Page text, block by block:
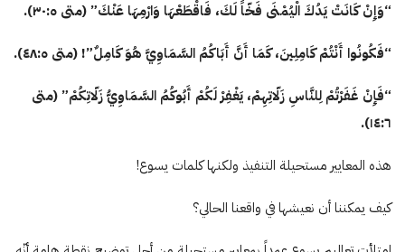
“وَإِنْ كَانَتْ يَدُكَ الْيُمْنَى فَخّاً لَكَ، فَاقْطَعْهَا وَارْمِهَا عَنْكَ” (متى ە:٣٠).
“فَكُونُوا أَنْتُمْ كَامِلِينَ، كَمَا أَنَّ أَبَاكُمُ السَّمَاوِيَّ هُوَ كَامِلٌ”! (متى ە:٤٨).
“فَإِنْ غَفَرْتُمْ لِلنَّاسِ زَلّاتِهِمْ، يَغْفِرْ لَكُمْ أَبُوكُمُ السَّمَاوِيُّ زَلّاتِكُمْ” (متى
١٤:٦).
هذه المعايير مستحيلة التنفيذ ولكنها كلمات يسوع!
كيف يمكننا أن نعيشها في واقعنا الحالي؟